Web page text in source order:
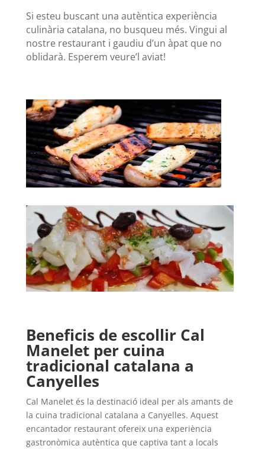
Si esteu buscant una autèntica experiència
culinària catalana, no busqueu més. Vingui al
nostre restaurant i gaudiu d’un àpat que no
oblidarà. Esperem veure’l aviat!
Beneficis de escollir Cal
Manelet per cuina
tradicional catalana a
Canyelles
Cal Manelet és la destinació ideal per als amants de
la cuina tradicional catalana a Canyelles. Aquest
encantador restaurant ofereix una experiència
gastronòmica autèntica que captiva tant a locals